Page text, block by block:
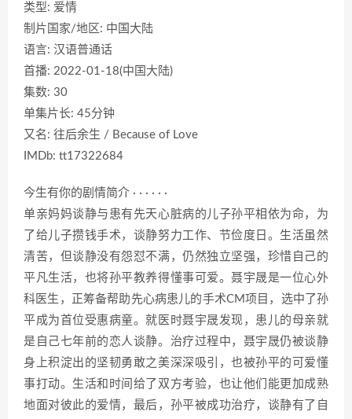
类型: 爱情
制片国家/地区: 中国大陆
语言: 汉语普通话
首播: 2022-01-18(中国大陆)
集数: 30
单集片长: 45分钟
又名: 往后余生 / Because of Love
IMDb: tt17322684
今生有你的剧情简介 · · · · · ·
单亲妈妈谈静与患有先天心脏病的儿子孙平相依为命，为
了给儿子攒钱手术，谈静努力工作、节俭度日。生活虽然
清苦，但谈静没有怨怼不满，仍然独立坚强，珍惜自己的
平凡生活，也将孙平教养得懂事可爱。聂宇晟是一位心外
科医生，正筹备帮助先心病患儿的手术CM项目，选中了孙
平成为首位受惠病童。就医时聂宇晟发现，患儿的母亲就
是自己七年前的恋人谈静。治疗过程中，聂宇晟仍被谈静
身上积淀出的坚韧勇敢之美深深吸引，也被孙平的可爱懂
事打动。生活和时间给了双方考验，也让他们能更加成熟
地面对彼此的爱情，最后，孙平被成功治疗，谈静有了自